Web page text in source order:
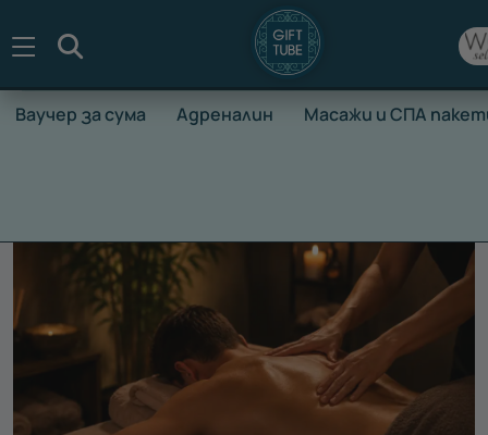
Ваучер за сума Адреналин Масажи и СПА